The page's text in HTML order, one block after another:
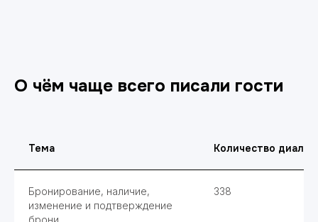
О чём чаще всего писали гости
Тема Количество
Бронирование, наличие,
изменение и подтверждение
брони
338